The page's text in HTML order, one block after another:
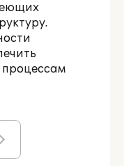
процессам